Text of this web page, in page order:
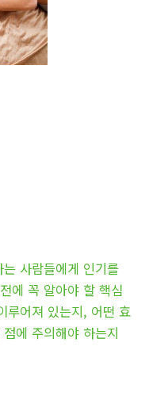
사람들에게 인기를
에 꼭 알아야 할 핵심
루어져 있는지, 어떤 효
에 주의해야 하는지